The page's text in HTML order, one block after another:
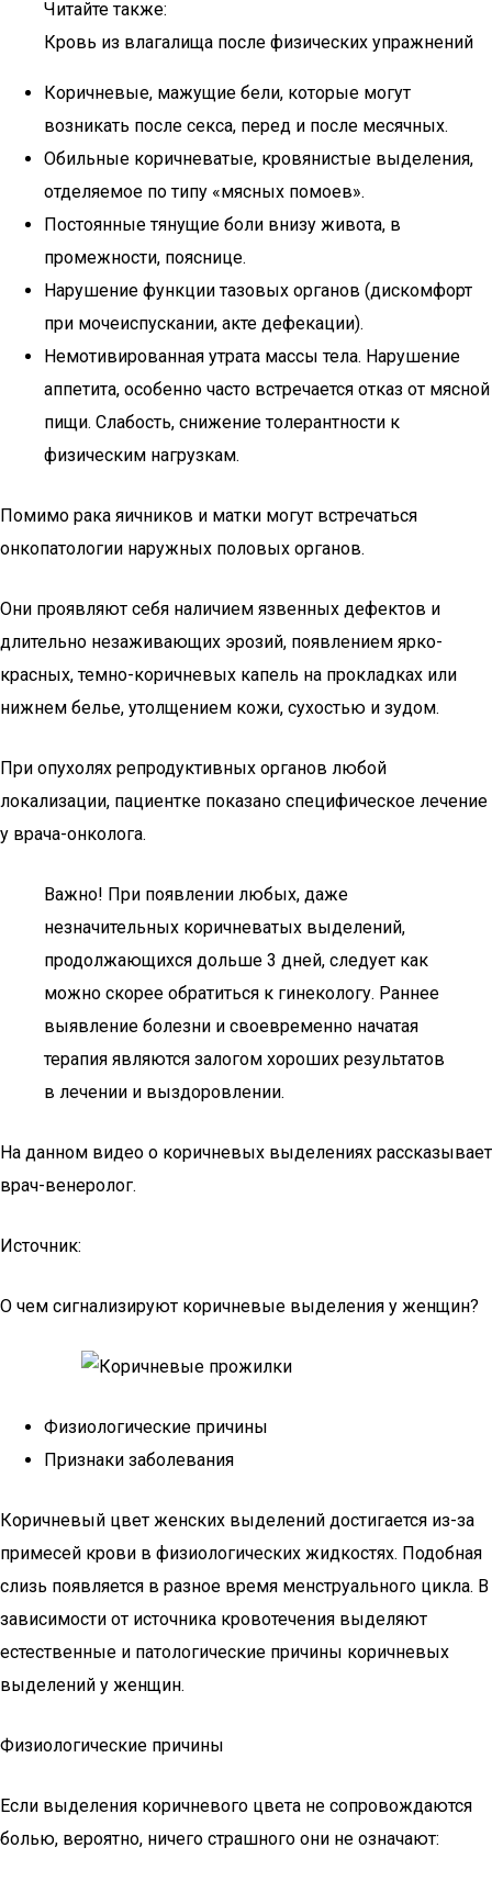
Читайте также:
Кровь из влагалища после физических упражнений
Коричневые, мажущие бели, которые могут
возникать после секса, перед и после месячных.
Обильные коричневатые, кровянистые выделения,
отделяемое по типу «мясных помоев».
Постоянные тянущие боли внизу живота, в
промежности, пояснице.
Нарушение функции тазовых органов (дискомфорт
при мочеиспускании, акте дефекации).
Немотивированная утрата массы тела. Нарушение
аппетита, особенно часто встречается отказ от мясной
пищи. Слабость, снижение толерантности к
физическим нагрузкам.
Помимо рака яичников и матки могут встречаться
онкопатологии наружных половых органов.
Они проявляют себя наличием язвенных дефектов и
длительно незаживающих эрозий, появлением ярко-
красных, темно-коричневых капель на прокладках или
нижнем белье, утолщением кожи, сухостью и зудом.
При опухолях репродуктивных органов любой
локализации, пациентке показано специфическое лечение
у врача-онколога.
Важно! При появлении любых, даже
незначительных коричневатых выделений,
продолжающихся дольше 3 дней, следует как
можно скорее обратиться к гинекологу. Раннее
выявление болезни и своевременно начатая
терапия являются залогом хороших результатов
в лечении и выздоровлении.
На данном видео о коричневых выделениях рассказывает
врач-венеролог.
Источник:
О чем сигнализируют коричневые выделения у женщин?
Физиологические причины
Признаки заболевания
Коричневый цвет женских выделений достигается из-за
примесей крови в физиологических жидкостях. Подобная
слизь появляется в разное время менструального цикла. В
зависимости от источника кровотечения выделяют
естественные и патологические причины коричневых
выделений у женщин.
Физиологические причины
Если выделения коричневого цвета не сопровождаются
болью, вероятно, ничего страшного они не означают: